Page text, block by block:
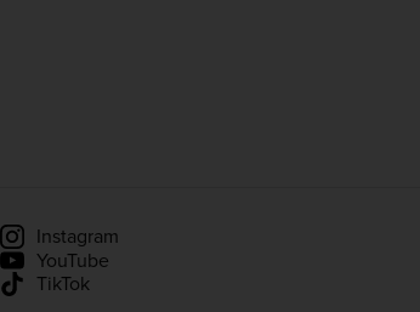
Instagram
YouTube
TikTok